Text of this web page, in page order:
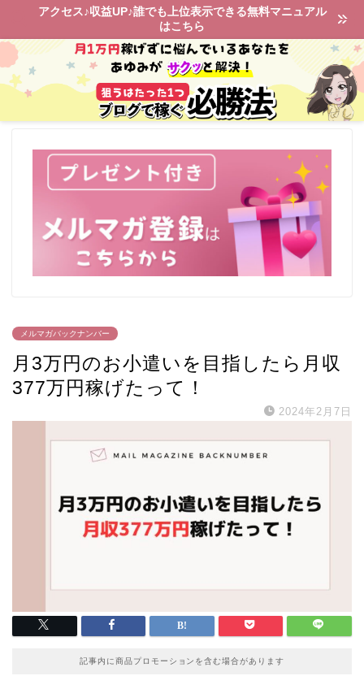
アクセス♪収益UP♪誰でも上位表示できる無料マニュアル
はこちら
メルマガバックナンバー
月3万円のお小遣いを目指したら月収
377万円稼げたって！
2024年2月7日
記事内に商品プロモーションを含む場合があります